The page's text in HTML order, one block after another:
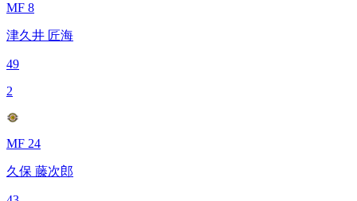
MF 8
津久井 匠海
49
2
MF 24
久保 藤次郎